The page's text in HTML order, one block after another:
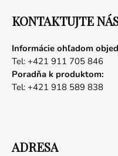
KONTAKTUJTE
Informácie ohľadom
Tel: +421 911 705 846
Poradňa k produktom:
Tel: +421 918 589 838
ADRESA